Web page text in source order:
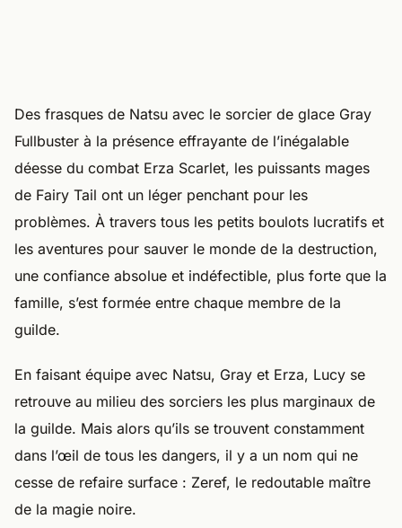
Des frasques de Natsu avec le sorcier de glace Gray
Fullbuster à la présence effrayante de l’inégalable
déesse du combat Erza Scarlet, les puissants mages
de Fairy Tail ont un léger penchant pour les
problèmes. À travers tous les petits boulots lucratifs et
les aventures pour sauver le monde de la destruction,
une confiance absolue et indéfectible, plus forte que la
famille, s’est formée entre chaque membre de la
guilde.
En faisant équipe avec Natsu, Gray et Erza, Lucy se
retrouve au milieu des sorciers les plus marginaux de
la guilde. Mais alors qu’ils se trouvent constamment
dans l’œil de tous les dangers, il y a un nom qui ne
cesse de refaire surface : Zeref, le redoutable maître
de la magie noire.